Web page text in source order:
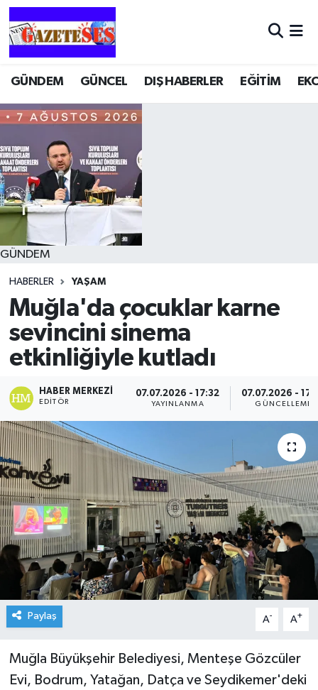
GÜNDEM GÜNCEL DIŞ HABERLER EĞİTİM
GÜNDEM
HABERLER YAŞAM
Muğla'da çocuklar karne
sevincini sinema
etkinliğiyle kutladı
HABER MERKEZI
EDITÖR
07.07.2026 - 17:32
YAYINLANMA
07.07.2026 -
GÜNCELLEME
Paylaş A- A+
Muğla Büyükşehir Belediyesi, Menteşe Gözcüler
Evi, Bodrum, Yatağan, Datça ve Seydikemer'deki